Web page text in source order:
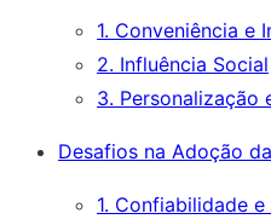
1. Conveniência e
2. Influência Social
3. Personalização
Desafios na Adoção
1. Confiabilidade e